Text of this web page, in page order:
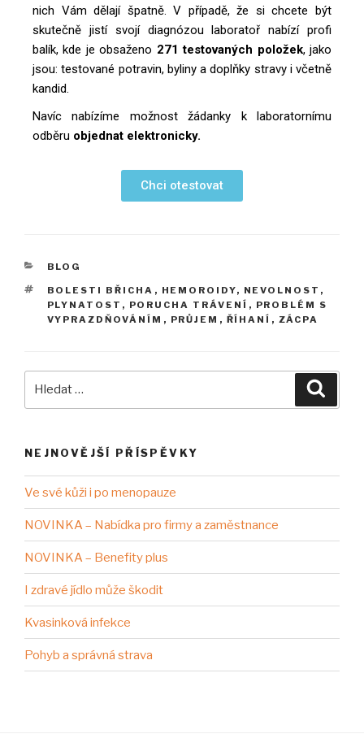
nich Vám dělají špatně. V případě, že si chcete být
skutečně jistí svojí diagnózou laboratoř nabízí profi
balík, kde je obsaženo 271 testovaných položek, jako
jsou: testované potravin, byliny a doplňky stravy i včetně
kandid.
Navíc nabízíme možnost žádanky k laboratornímu
odběru objednat elektronicky.
Chci otestovat
BLOG
BOLESTI BŘICHA , HEMOROIDY, NEVOLNOST ,
PLYNATOST , PORUCHA TRÁVENÍ , PROBLÉM S
VYPRAZDŇOVÁNÍM , PRŮJEM , ŘÍHANÍ , ZÁCPA
NEJNOVĚJŠÍ PŘÍSPĚVKY
Ve své kůži i po menopauze
NOVINKA – Nabídka pro firmy a zaměstnance
NOVINKA – Benefity plus
I zdravé jídlo může škodit
Kvasinková infekce
Pohyb a správná strava